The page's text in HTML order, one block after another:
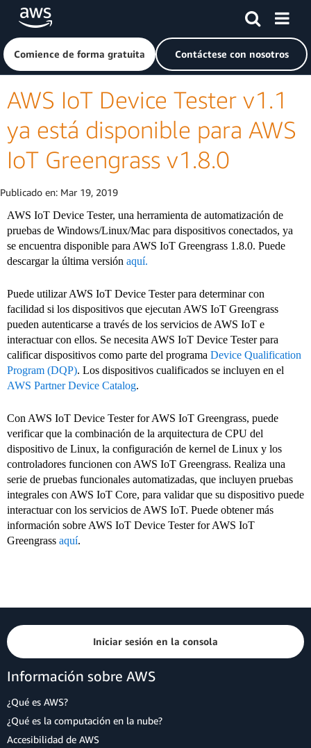
Saltar al contenido principal
Haga clic aquí para volver a la página de inicio de Amazon
Comience de forma gratuita Contáctese con nosotros
AWS IoT Device Tester v1.1
ya está disponible para AWS
IoT Greengrass v1.8.0
Publicado en: Mar 19, 2019
AWS IoT Device Tester, una herramienta de automatización de
pruebas de Windows/Linux/Mac para dispositivos conectados, ya
se encuentra disponible para AWS IoT Greengrass 1.8.0. Puede
descargar la última versión aquí.
Puede utilizar AWS IoT Device Tester para determinar con
facilidad si los dispositivos que ejecutan AWS IoT Greengrass
pueden autenticarse a través de los servicios de AWS IoT e
interactuar con ellos. Se necesita AWS IoT Device Tester para
calificar dispositivos como parte del programa Device Qualification
Program (DQP). Los dispositivos cualificados se incluyen en el
AWS Partner Device Catalog.
Con AWS IoT Device Tester for AWS IoT Greengrass, puede
verificar que la combinación de la arquitectura de CPU del
dispositivo de Linux, la configuración de kernel de Linux y los
controladores funcionen con AWS IoT Greengrass. Realiza una
serie de pruebas funcionales automatizadas, que incluyen pruebas
integrales con AWS IoT Core, para validar que su dispositivo puede
interactuar con los servicios de AWS IoT. Puede obtener más
información sobre AWS IoT Device Tester for AWS IoT
Greengrass aquí.
Iniciar sesión en la consola
Información sobre AWS
¿Qué es AWS?
¿Qué es la computación en la nube?
Accesibilidad de AWS